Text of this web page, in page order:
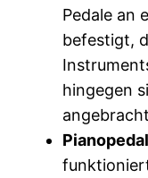
Pedale an
befestigt,
hingegen